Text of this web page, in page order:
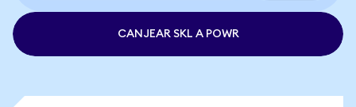
CANJEAR SKL A POWR